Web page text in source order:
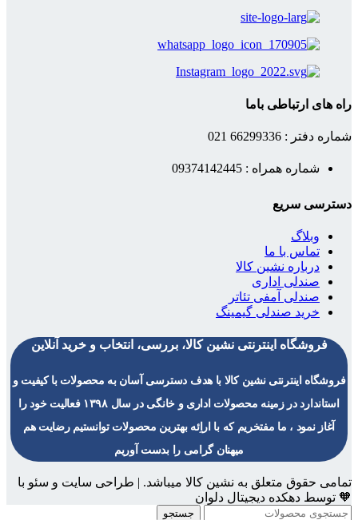
راه های ارتباطی باما
شماره دفتر : 66299336 021
شماره همراه : 09374142445
دسترسی سریع
وبلاگ
تماس با ما
درباره نشین کالا
صندلی اداری
صندلی آمفی تئاتر
خرید صندلی گیمینگ
فروشگاه اینترنتی نشین کالا، بررسی، انتخاب و خرید آنلاین
فروشگاه اینترنتی نشین کالا با هدف دسترسی آسان به محصولات با کیفیت و
استاندارد در زمینه محصولات اداری و خانگی در سال ۱۳۹۸ فعالیت خود را
آغاز نمود ، ما مفتخریم که با اراِئه بهترین محصولات توانستیم رضایت هم
میهنان گرامی را بدست آوریم
تمامی حقوق متعلق به نشین کالا میباشد. | طراحی سایت و سئو با
🧡 توسط دهکده دیجیتال دلوان
جستجو